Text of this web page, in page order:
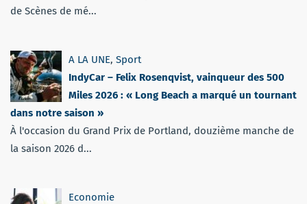
de Scènes de mé...
A LA UNE, Sport
IndyCar – Felix Rosenqvist, vainqueur des 500
Miles 2026 : « Long Beach a marqué un tournant
dans notre saison »
À l'occasion du Grand Prix de Portland, douzième manche de
la saison 2026 d...
Economie